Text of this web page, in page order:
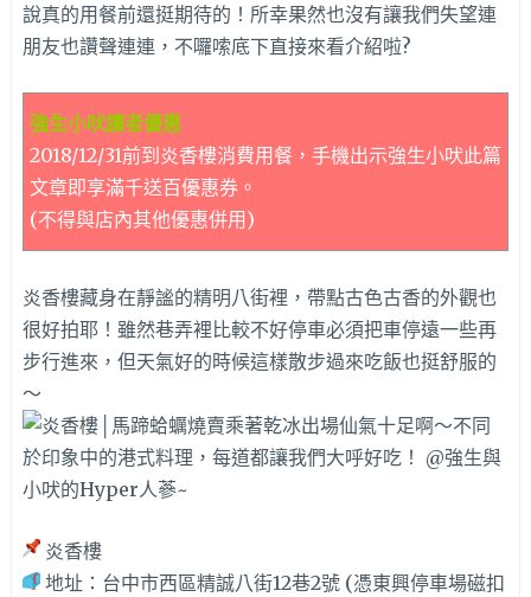
說真的用餐前還挺期待的！所幸果然也沒有讓我們失望連
朋友也讚聲連連，不囉嗦底下直接來看介紹啦?
強生小吠讀者優惠
2018/12/31前到炎香樓消費用餐，手機出示強生小吠此篇
文章即享滿千送百優惠券。
(不得與店內其他優惠併用)
炎香樓藏身在靜謐的精明八街裡，帶點古色古香的外觀也
很好拍耶！雖然巷弄裡比較不好停車必須把車停遠一些再
步行進來，但天氣好的時候這樣散步過來吃飯也挺舒服的
～
炎香樓
地址：台中市西區精誠八街12巷2號 (憑東興停車場磁扣